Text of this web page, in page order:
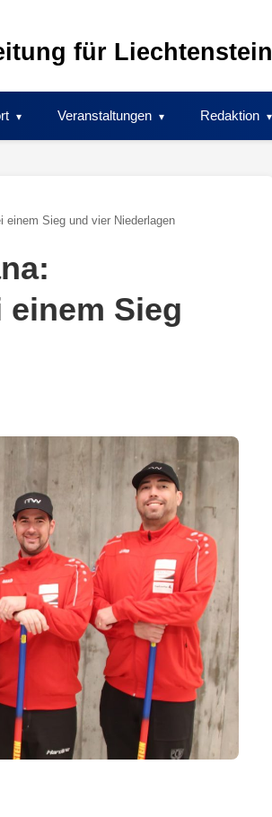
für Liechtenstein
Veranstaltungen Redaktion
Sieg und vier Niederlagen
Sieg